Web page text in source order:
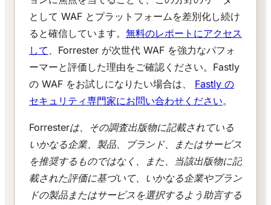
として WAF とプラットフォームを差別化し続け
ると確信しています。 無料のレポートにアクセス
して 、Forrester が次世代 WAF を強力なパフォ
ーマーと評価した理由をご確認ください。Fastly
の WAF をお試しになりたい場合は、 Fastly の
セキュリティ専門家にお問い合わせください。
Forresterは、その調査出版物に記載されている
いかなる企業、製品、ブランド、またはサービス
を推奨するものではなく、また、当該出版物に記
載された評価に基づいて、いかなる企業やブラン
ドの製品またはサービスを選択するよう助言する